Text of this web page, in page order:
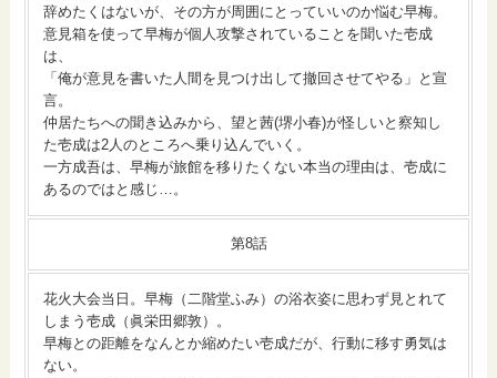
辞めたくはないが、その方が周囲にとっていいのか悩む早梅。
意見箱を使って早梅が個人攻撃されていることを聞いた壱成
は、
「俺が意見を書いた人間を見つけ出して撤回させてやる」と宣
言。
仲居たちへの聞き込みから、望と茜(堺小春)が怪しいと察知し
た壱成は2人のところへ乗り込んでいく。
一方成吾は、早梅が旅館を移りたくない本当の理由は、壱成に
あるのではと感じ…。
第8話
花火大会当日。早梅（二階堂ふみ）の浴衣姿に思わず見とれて
しまう壱成（眞栄田郷敦）。
早梅との距離をなんとか縮めたい壱成だが、行動に移す勇気は
ない。